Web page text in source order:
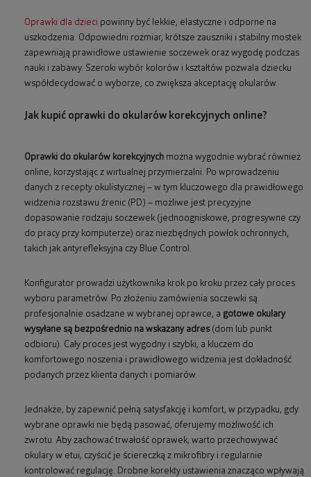
Oprawki dla dzieci powinny być lekkie, elastyczne i odporne na
uszkodzenia. Odpowiedni rozmiar, krótsze zauszniki i stabilny mostek
zapewniają prawidłowe ustawienie soczewek oraz wygodę podczas
nauki i zabawy. Szeroki wybór kolorów i kształtów pozwala dziecku
współdecydować o wyborze, co zwiększa akceptację okularów.
Jak kupić oprawki do okularów korekcyjnych online?
Oprawki do okularów korekcyjnych można wygodnie wybrać również
online, korzystając z wirtualnej przymierzalni. Po wprowadzeniu
danych z recepty okulistycznej – w tym kluczowego dla prawidłowego
widzenia rozstawu źrenic (PD) – możliwe jest precyzyjne
dopasowanie rodzaju soczewek (jednoogniskowe, progresywne czy
do pracy przy komputerze) oraz niezbędnych powłok ochronnych,
takich jak antyrefleksyjna czy Blue Control.
Konfigurator prowadzi użytkownika krok po kroku przez cały proces
wyboru parametrów. Po złożeniu zamówienia soczewki są
profesjonalnie osadzane w wybranej oprawce, a gotowe okulary
wysyłane są bezpośrednio na wskazany adres(dom lub punkt
odbioru). Cały proces jest wygodny i szybki, a kluczem do
komfortowego noszenia i prawidłowego widzenia jest dokładność
podanych przez klienta danych i pomiarów.
Jednakże, by zapewnić pełną satysfakcję i komfort, w przypadku, gdy
wybrane oprawki nie będą pasować, oferujemy możliwość ich
zwrotu. Aby zachować trwałość oprawek, warto przechowywać
okulary w etui, czyścić je ściereczką z mikrofibry i regularnie
kontrolować regulację. Drobne korekty ustawienia znacząco wpływają